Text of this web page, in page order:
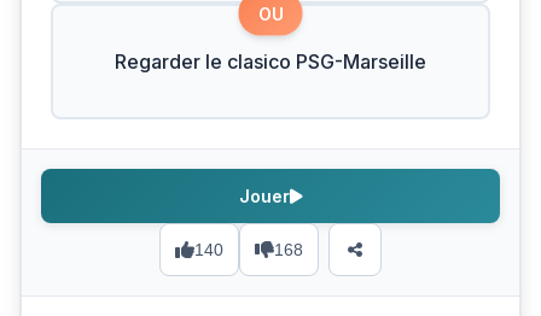
OU
Regarder le clasico PSG-Marseille
140 168
Jouer